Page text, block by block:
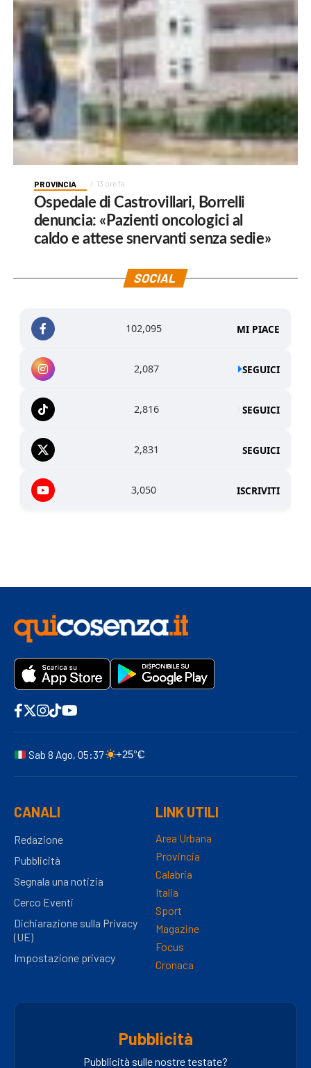
PROVINCIA 13 ore fa
Ospedale di Castrovillari, Borrelli
denuncia: «Pazienti oncologici al
caldo e attese snervanti senza sedie»
SOCIAL
102,095 MI PIACE
2,087 SEGUICI
2,816 SEGUICI
2,831 SEGUICI
3,050 ISCRIVITI
Sab 8 Ago, 05:37 +25°C
CANALI
Redazione
Pubblicità
Segnala una notizia
Cerco Eventi
Dichiarazione sulla Privacy
(UE)
Impostazione privacy
LINK UTILI
Area Urbana
Provincia
Calabria
Italia
Sport
Magazine
Focus
Cronaca
Pubblicità
Pubblicità sulle nostre testate?